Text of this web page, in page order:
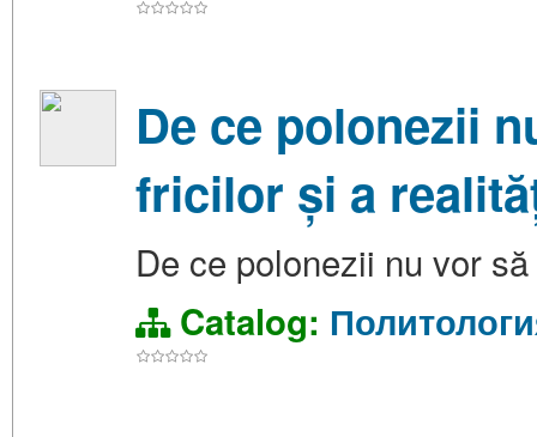
De ce polonezii
fricilor și a
De ce polonezii nu vor
Catalog: